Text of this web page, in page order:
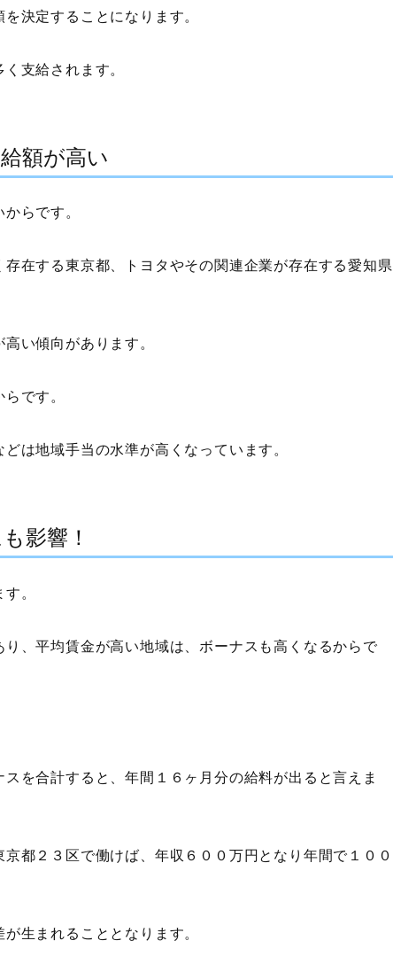
決定することになります。
支給されます。
額が高い
らです。
在する東京都、トヨタやその関連企業が存在する愛知県
い傾向があります。
です。
は地域手当の水準が高くなっています。
影響！
。
、平均賃金が高い地域は、ボーナスも高くなるからで
を合計すると、年間１６ヶ月分の給料が出ると言えま
都２３区で働けば、年収６００万円となり年間で１００
生まれることとなります。